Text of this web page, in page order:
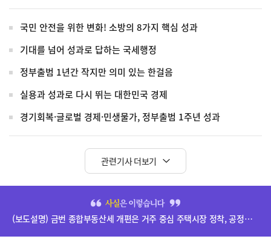
국민 안전을 위한 변화! 소방의 8가지 핵심 성과
기대를 넘어 성과로 답하는 국세행정
정부출범 1년간 작지만 의미 있는 한걸음
실용과 성과로 다시 뛰는 대한민국 경제
경기회복·글로벌 경제·민생물가, 정부출범 1주년 성과
관련기사 더보기
배
(보도설명) 금번 종합부동산세 개편은 거주 중심 주택시장 정착, 공정과세 및 과세형평 제고를 위한 것입니다.